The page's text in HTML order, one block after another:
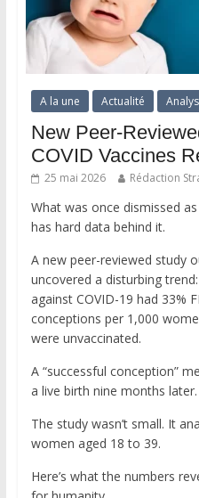
A la une Actualité
New Peer-
COVID Vaccines
25 mai 2026 Rédaction
What was once dismissed
has hard data behind it.
A new peer-reviewed study
uncovered a disturbing
against COVID-19 had 33%
conceptions per 1,000
were unvaccinated.
A “successful conception”
a live birth nine months later.
The study wasn’t small. It
women aged 18 to 39.
Here’s what the numbers